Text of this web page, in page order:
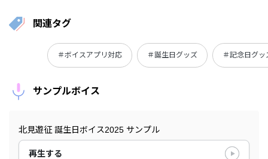
関連タグ
＃ボイスアプリ対応 ＃誕生日グッズ ＃記念日グッ
サンプルボイス
北見遊征 誕生日ボイス2025 サンプル
再生する